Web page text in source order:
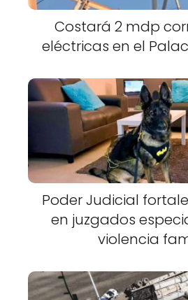
Costará 2 mdp
eléctricas en el
Poder Judicial
en juzgados
violencia